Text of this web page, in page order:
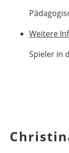
Weitere
Spieler in